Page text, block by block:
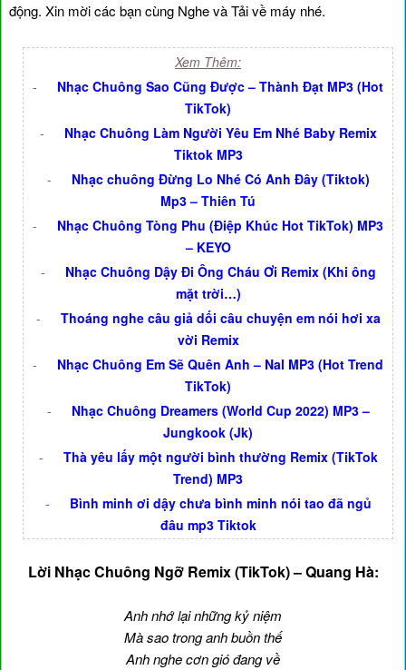
động. Xin mời các bạn cùng Nghe và Tải về máy nhé.
Xem Thêm:
-
Nhạc Chuông Sao Cũng Được – Thành Đạt MP3 (Hot
TikTok)
-
Nhạc Chuông Làm Người Yêu Em Nhé Baby Remix
Tiktok MP3
-
Nhạc chuông Đừng Lo Nhé Có Anh Đây (Tiktok)
Mp3 – Thiên Tú
-
Nhạc Chuông Tòng Phu (Điệp Khúc Hot TikTok) MP3
– KEYO
-
Nhạc Chuông Dậy Đi Ông Cháu Ơi Remix (Khi ông
mặt trời…)
-
Thoáng nghe câu giả dối câu chuyện em nói hơi xa
vời Remix
-
Nhạc Chuông Em Sẽ Quên Anh – Nal MP3 (Hot Trend
TikTok)
-
Nhạc Chuông Dreamers (World Cup 2022) MP3 –
Jungkook (Jk)
-
Thà yêu lấy một người bình thường Remix (TikTok
Trend) MP3
-
Bình minh ơi dậy chưa bình minh nói tao đã ngủ
đâu mp3 Tiktok
Lời Nhạc Chuông Ngỡ Remix (TikTok) – Quang Hà:
Anh nhớ lại những kỷ niệm
Mà sao trong anh buồn thế
Anh nghe cơn gió đang về